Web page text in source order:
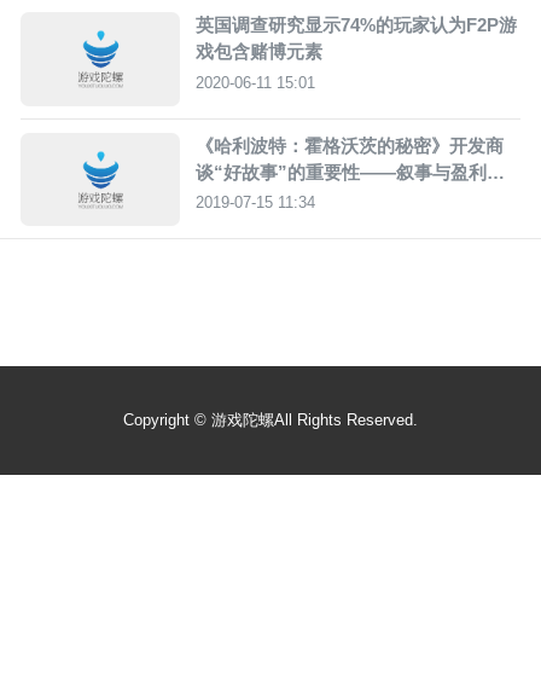
英国调查研究显示74%的玩家认为F2P游
戏包含赌博元素
2020-06-11 15:01
《哈利波特：霍格沃茨的秘密》开发商
谈“好故事”的重要性——叙事与盈利并
不冲突
2019-07-15 11:34
Copyright © 游戏陀螺All Rights Reserved.